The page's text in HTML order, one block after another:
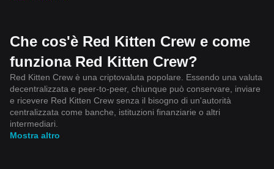
Che cos'è Red Kitten Crew e come
funziona Red Kitten Crew?
Red Kitten Crew è una criptovaluta popolare. Essendo una valuta
decentralizzata e peer-to-peer, chiunque può conservare, inviare
e ricevere Red Kitten Crew senza il bisogno di un'autorità
centralizzata come banche, istituzioni finanziarie o altri
intermediari.
Mostra altro